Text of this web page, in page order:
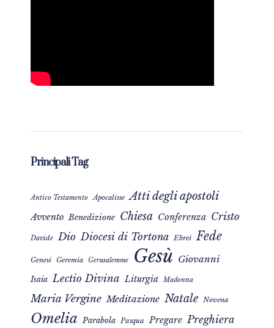
Principali Tag
Antico Testamento Apocalisse Atti degli apostoli
Avvento Benedizione Chiesa Conferenza Cristo
Davide Dio Diocesi di Tortona Ebrei Fede
Genesi Geremia Gerusalemme Gesù Giovanni
Isaia Lectio Divina Liturgia Madonna
Maria Vergine Meditazione Natale Novena
Omelia Parabola Pasqua Pregare Preghiera